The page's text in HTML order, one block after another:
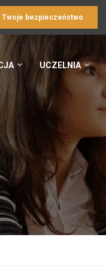
Twoje bezpieczeństwo
UCZELNIA